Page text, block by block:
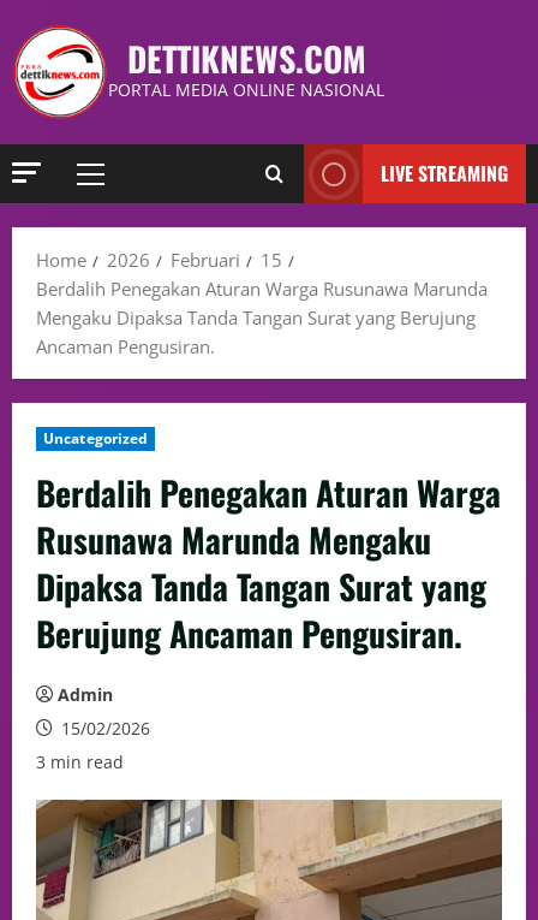
DETTIKNEWS.COM
PORTAL MEDIA ONLINE NASIONAL
LIVE STREAMING
Home 2026 Februari
15
Berdalih Penegakan Aturan Warga Rusunawa Marunda
Mengaku Dipaksa Tanda Tangan Surat yang Berujung
Ancaman Pengusiran.
Uncategorized
Berdalih Penegakan Aturan Warga
Rusunawa Marunda Mengaku
Dipaksa Tanda Tangan Surat yang
Berujung Ancaman Pengusiran.
Admin
15/02/2026
3 min read